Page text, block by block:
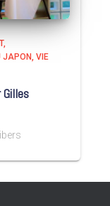
JAPON VIE